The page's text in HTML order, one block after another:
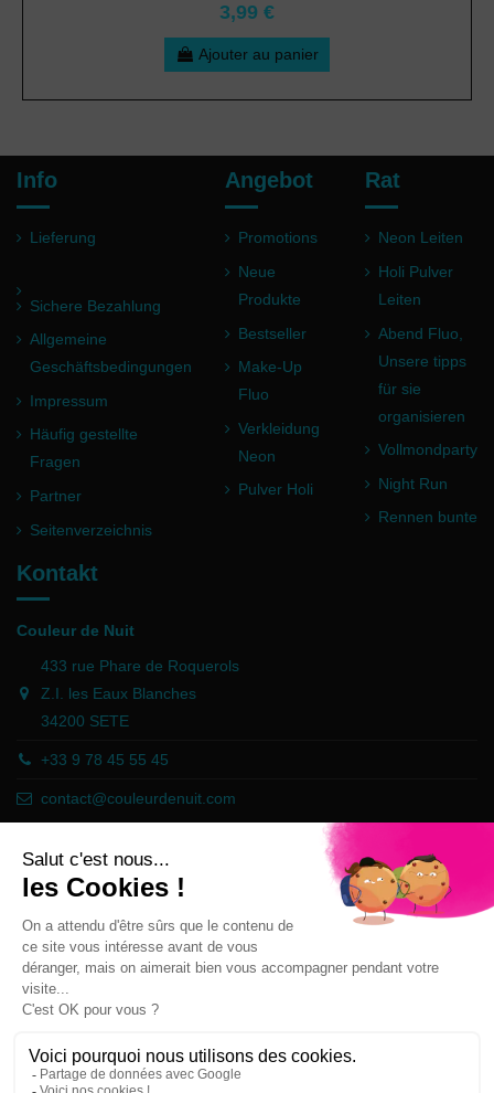
3,99 €
Ajouter au panier
Info
Lieferung
Sichere Bezahlung
Allgemeine
Geschäftsbedingungen
Impressum
Häufig gestellte
Fragen
Partner
Seitenverzeichnis
Angebot
Promotions
Neue
Produkte
Bestseller
Make-Up
Fluo
Verkleidung
Neon
Pulver Holi
Rat
Neon Leiten
Holi Pulver
Leiten
Abend Fluo,
Unsere tipps
für sie
organisieren
Vollmondparty
Night Run
Rennen bunte
Kontakt
Couleur de Nuit
433 rue Phare de Roquerols
Z.I. les Eaux Blanches
34200 SETE
+33 9 78 45 55 45
contact@couleurdenuit.com
Händler zugelassen von Gesellschaft für Garantierte Bewertungen,
Klicken Sie hier
Newsletter